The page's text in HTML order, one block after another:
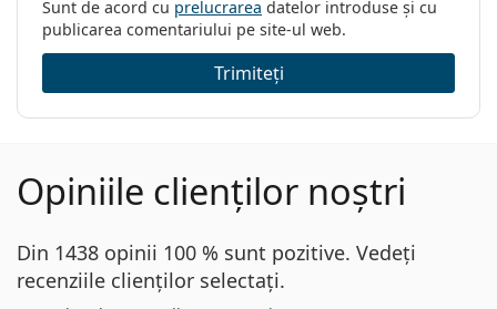
Sunt de acord cu prelucrarea datelor introduse și cu
publicarea comentariului pe site-ul web.
Trimiteți
Opiniile clienților noștri
Din 1438 opinii 100 % sunt pozitive. Vedeți
recenziile clienților selectați.